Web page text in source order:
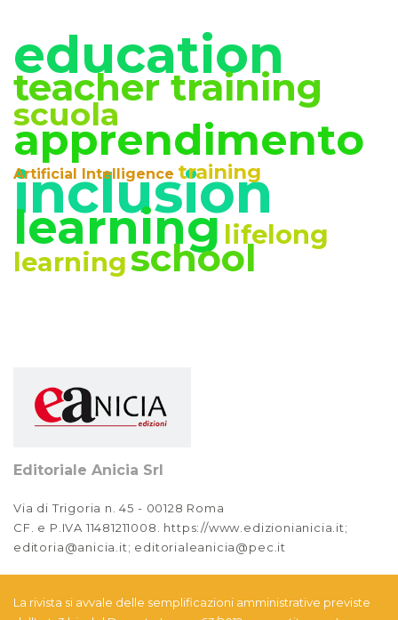
Anno XV
2023 Vol. 1
Anno XIV, Numero 4
2022
Anno XIV, Numero 3
2022
Anno XIV, Numero 2
2022
Anno XIII, Numero 3
Anno XIII, Numero 2
Anno XIII, Numero 1
2021
Anno XII, Numero 4
2020
education
teacher training
scuola
apprendimento
Artificial Intelligence training
inclusion
learninglifelong
learningschool
Editoriale Anicia Srl
Via di Trigoria n. 45 - 00128 Roma
CF. e P.IVA 11481211008. https://www.edizionianicia.it;
editoria@anicia.it; editorialeanicia@pec.it
La rivista si avvale delle semplificazioni amministrative previste